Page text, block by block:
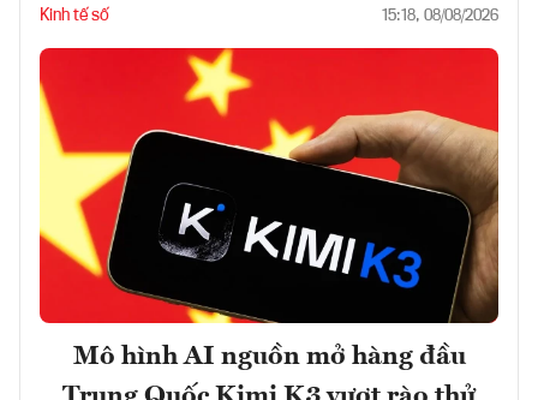
Kinh tế số 15:18, 08/08/2026
Mô hình AI nguồn mở hàng đầu